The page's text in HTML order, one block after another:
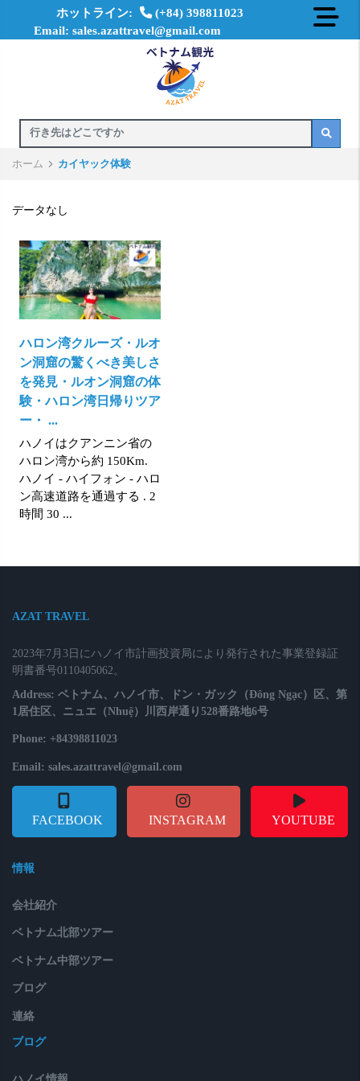
ホットライン:
(+84) 398811023
Email: sales.azattravel@gmail.com
ホーム カイヤック体験
データなし
ハロン湾クルーズ・ルオ
ン洞窟の驚くべき美しさ
を発見・ルオン洞窟の体
験・ハロン湾日帰りツア
ー・ ...
ハノイはクアンニン省の
ハロン湾から約 150Km.
ハノイ - ハイフォン - ハロ
ン高速道路を通過する . 2
時間 30 ...
AZAT TRAVEL
2023年7月3日にハノイ市計画投資局により発行された事業登録証
明書番号0110405062。
Address: ベトナム、ハノイ市、ドン・ガック（Đông Ngạc）区、第
1居住区、ニュエ（Nhuệ）川西岸通り528番路地6号
Phone: +84398811023
Email: sales.azattravel@gmail.com
FACEBOOK INSTAGRAM YOUTUBE
情報
会社紹介
ベトナム北部ツアー
ベトナム中部ツアー
ブログ
連絡
ブログ